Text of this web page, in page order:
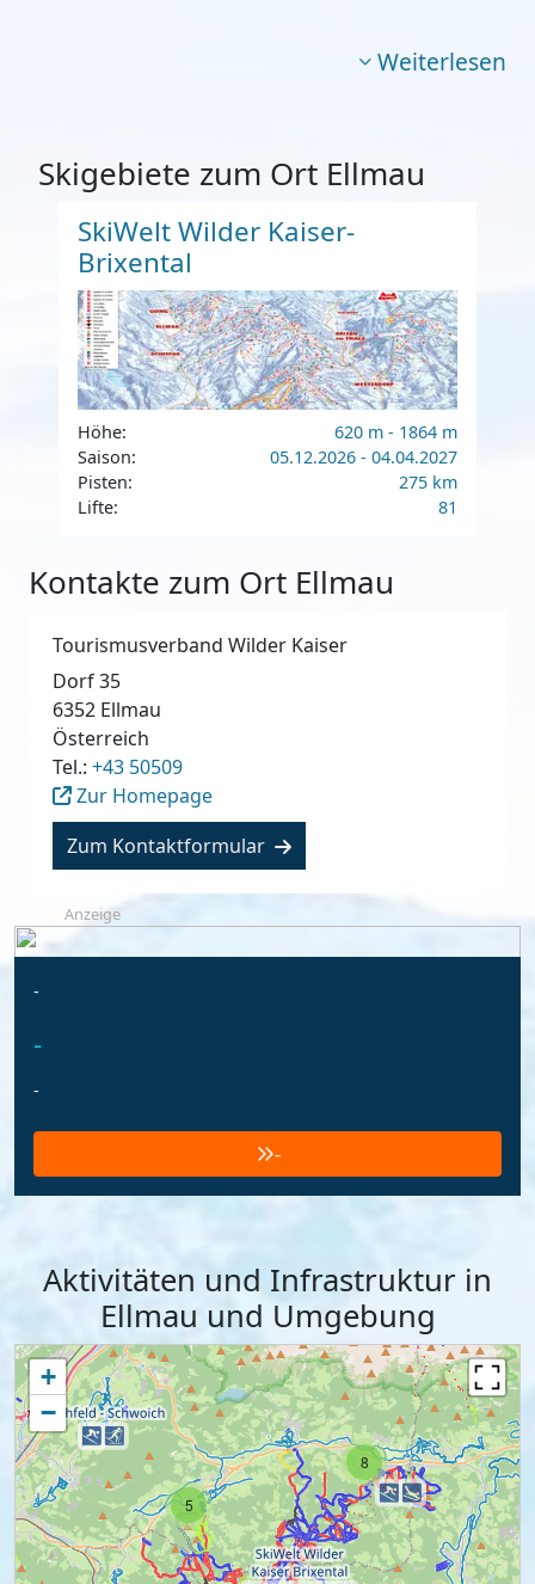
Weiterlesen
Skigebiete zum Ort Ellmau
SkiWelt Wilder Kaiser-
Brixental
Höhe:
620 m - 1864 m
Saison:
05.12.2026 - 04.04.2027
Pisten:
275 km
Lifte:
81
Kontakte zum Ort Ellmau
Tourismusverband Wilder Kaiser
Dorf 35
6352 Ellmau
Österreich
Tel.: +43 50509
Zur Homepage
Zum Kontaktformular
Anzeige
-
-
-
-
Aktivitäten und Infrastruktur in
Ellmau und Umgebung
5
8
+
−